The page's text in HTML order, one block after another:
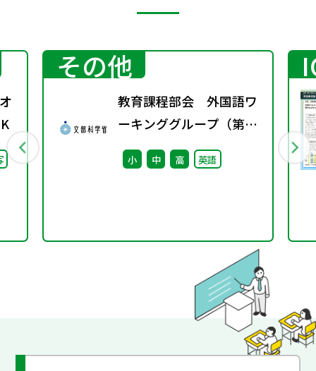
その他
教育課程部会 外国語ワ
ーキンググループ（第2
回） 配付資料
小 中 高 英語